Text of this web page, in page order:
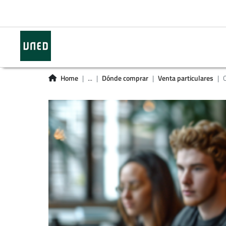
Home ... Dónde comprar Venta particulares